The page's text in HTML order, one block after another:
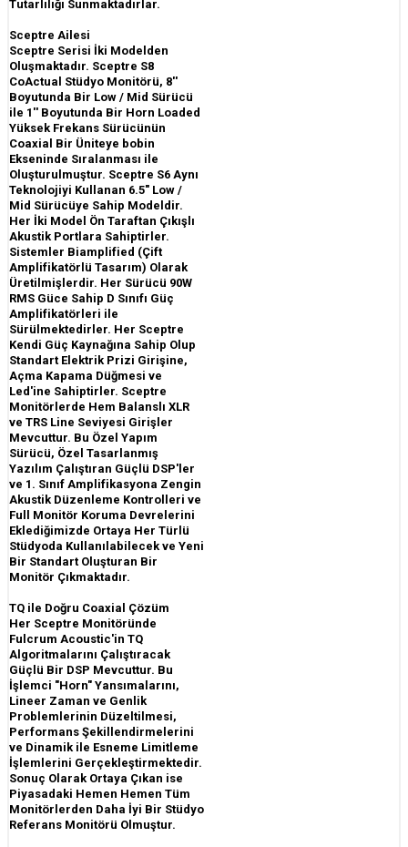
Tutarlılığı Sunmaktadırlar.
Sceptre Ailesi
Sceptre Serisi İki Modelden
Oluşmaktadır. Sceptre S8
CoActual Stüdyo Monitörü, 8''
Boyutunda Bir Low / Mid Sürücü
ile 1'' Boyutunda Bir Horn Loaded
Yüksek Frekans Sürücünün
Coaxial Bir Üniteye bobin
Ekseninde Sıralanması ile
Oluşturulmuştur. Sceptre S6 Aynı
Teknolojiyi Kullanan 6.5" Low /
Mid Sürücüye Sahip Modeldir.
Her İki Model Ön Taraftan Çıkışlı
Akustik Portlara Sahiptirler.
Sistemler Biamplified (Çift
Amplifikatörlü Tasarım) Olarak
Üretilmişlerdir. Her Sürücü 90W
RMS Güce Sahip D Sınıfı Güç
Amplifikatörleri ile
Sürülmektedirler. Her Sceptre
Kendi Güç Kaynağına Sahip Olup
Standart Elektrik Prizi Girişine,
Açma Kapama Düğmesi ve
Led'ine Sahiptirler. Sceptre
Monitörlerde Hem Balanslı XLR
ve TRS Line Seviyesi Girişler
Mevcuttur. Bu Özel Yapım
Sürücü, Özel Tasarlanmış
Yazılım Çalıştıran Güçlü DSP'ler
ve 1. Sınıf Amplifikasyona Zengin
Akustik Düzenleme Kontrolleri ve
Full Monitör Koruma Devrelerini
Eklediğimizde Ortaya Her Türlü
Stüdyoda Kullanılabilecek ve Yeni
Bir Standart Oluşturan Bir
Monitör Çıkmaktadır.
TQ ile Doğru Coaxial Çözüm
Her Sceptre Monitöründe
Fulcrum Acoustic'in TQ
Algoritmalarını Çalıştıracak
Güçlü Bir DSP Mevcuttur. Bu
İşlemci "Horn" Yansımalarını,
Lineer Zaman ve Genlik
Problemlerinin Düzeltilmesi,
Performans Şekillendirmelerini
ve Dinamik ile Esneme Limitleme
İşlemlerini Gerçekleştirmektedir.
Sonuç Olarak Ortaya Çıkan ise
Piyasadaki Hemen Hemen Tüm
Monitörlerden Daha İyi Bir Stüdyo
Referans Monitörü Olmuştur.